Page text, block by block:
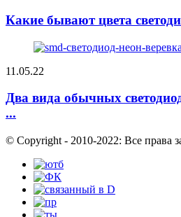
Какие бывают цвета
11.05.22
Два вида обычных
...
© Copyright - 2010-2022: Все права